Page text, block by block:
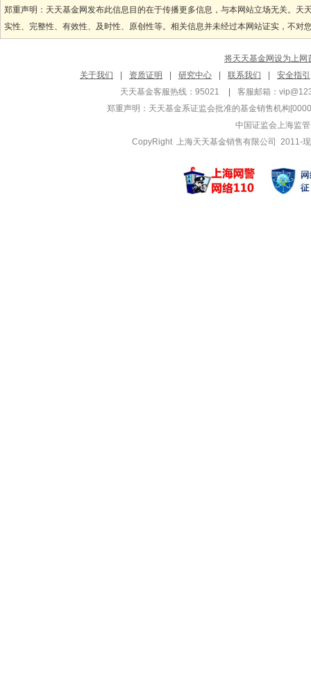
郑重声明：天天基金网发布此信息目的在于传播更多信息，与本网站立场无关。
实性、完整性、有效性、及时性、原创性等。相关信息并未经过本网站证实，不
将天天基金网设为上网
关于我们
资质证明 研究中心 联系我们
安全指引
天天基金客服热线：95021
客服邮箱：
郑重声明： 天天基金系证监会批准的基金销售机构
中国证监会上海监
CopyRight 上海天天基金销售有限公司 2011-